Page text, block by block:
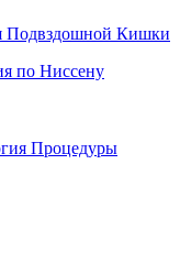
Подвздошной Кишки
по Ниссену
Процедуры